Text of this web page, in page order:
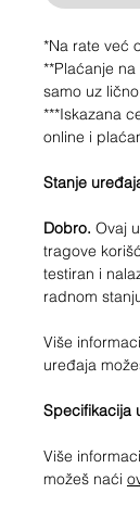
*Na rate već
**Plaćanje
samo uz
***Iskazana
online i
Stanje
Dobro. Ovaj
tragove
testiran i
radnom
Više
uređaja
Specifikacija
Više
možeš naći